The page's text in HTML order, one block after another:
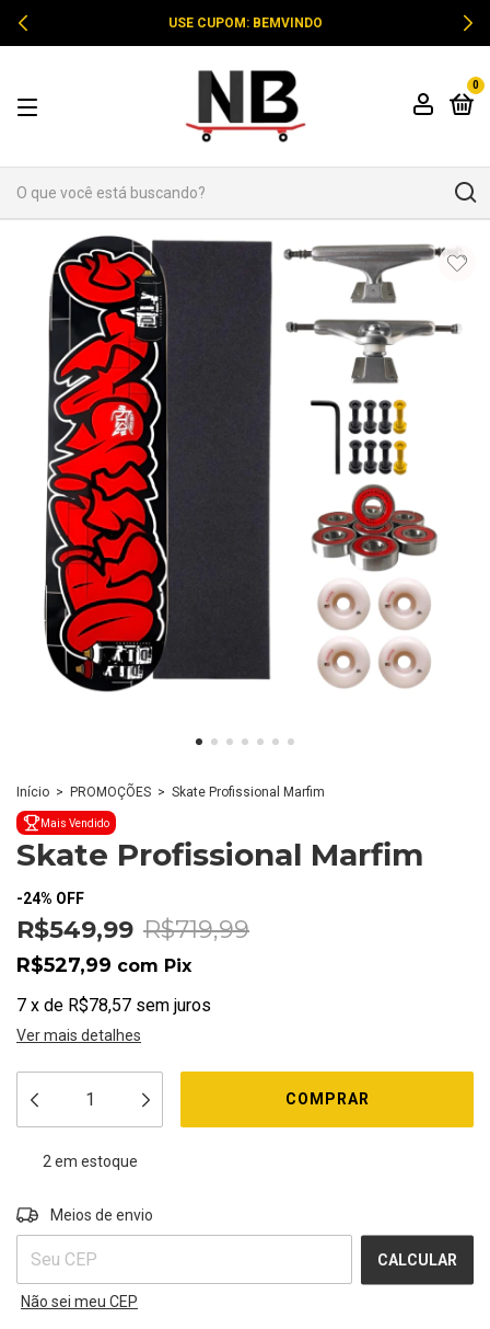
USE CUPOM: BEMVINDO
0
Início > PROMOÇÕES > Skate Profissional Marfim
Mais Vendido
Skate Profissional Marfim
-24% OFF
R$549,99 R$719,99
R$527,99 com Pix
7 x de R$78,57 sem juros
Ver mais detalhes
2 em estoque
Entregas para o CEP:
Meios de envio
CALCULAR
Não sei meu CEP